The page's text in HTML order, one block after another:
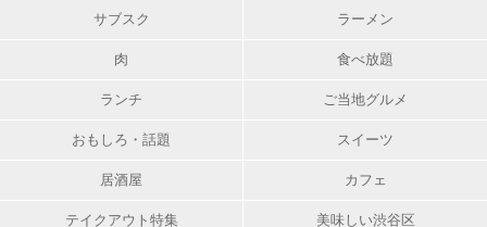
サブスク ラーメン
肉 食べ放題
ランチ ご当地グルメ
おもしろ・話題 スイーツ
居酒屋 カフェ
テイクアウト特集 美味しい渋谷区